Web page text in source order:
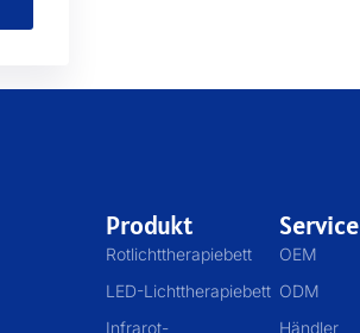
Produkt
Rotlichttherapiebett
LED-Lichttherapiebett
Infrarot-
Service
OEM
ODM
Händler